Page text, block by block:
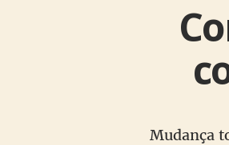
Mudança